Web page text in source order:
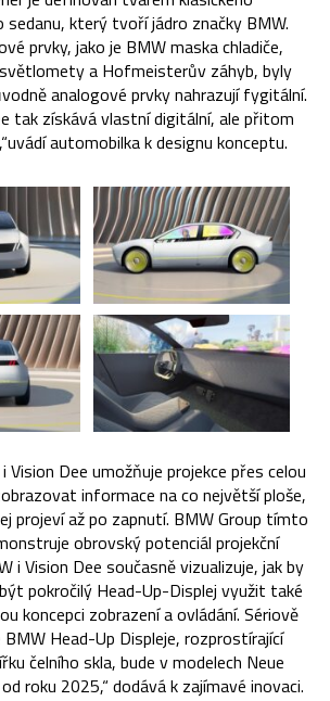
který tvoří jádro značky BMW.
prvky, jako je BMW maska chladiče,
a Hofmeisterův záhyb, byly
analogové prvky nahrazují fygitální.
tak získává vlastní digitální, ale přitom
automobilka k designu konceptu.
Vision Dee umožňuje projekce přes celou
informace na co největší ploše,
projeví až po zapnutí. BMW Group tímto
obrovský potenciál projekční
i Vision Dee současně vizualizuje, jak by
pokročilý Head-Up-Displej využit také
koncepci zobrazení a ovládání. Sériově
Head-Up Displeje, rozprostírající
čelního skla, bude v modelech Neue
roku 2025,“ dodává k zajímavé inovaci.